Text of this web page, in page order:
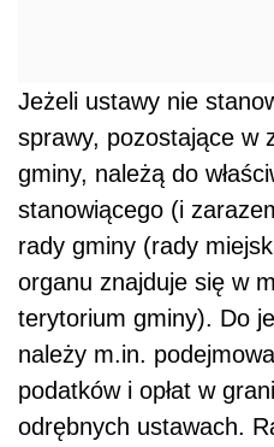
Jeżeli ustawy nie
sprawy, pozostające w
gminy, należą do
stanowiącego (i
rady gminy (rady
organu znajduje się w
terytorium gminy). Do
należy m.in.
podatków i opłat w
odrębnych ustawach.